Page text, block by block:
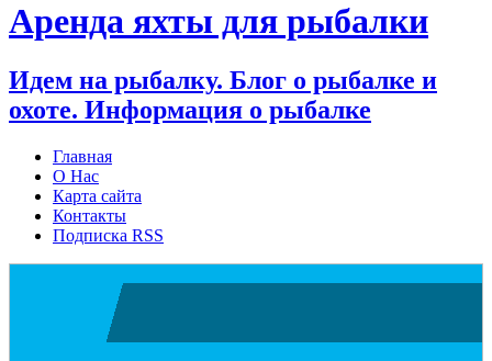
Аренда яхты для рыбалки
Идем на рыбалку. Блог о рыбалке и
охоте. Информация о рыбалке
Главная
О Нас
Карта сайта
Контакты
Подписка RSS